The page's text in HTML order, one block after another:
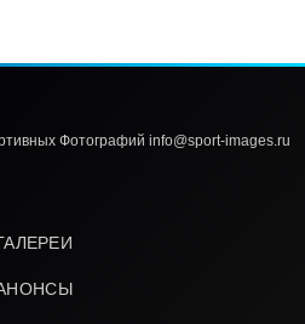
Фотографий info@sport-images.ru